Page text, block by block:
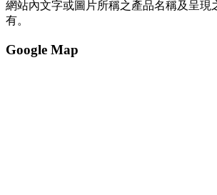
網站內文字或圖片所稱之產品名稱及呈現
有。
Google Map